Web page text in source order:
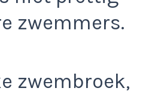
zwemmers.
zwembroek,